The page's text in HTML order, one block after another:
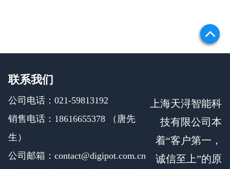
联系我们
公司电话：021-59813192
销售电话：18616655378 （唐先
生）
公司邮箱：contact@digipot.com.cn
上海天浔智能科
技有限公司本
着“客户第一，
诚信至上”的原